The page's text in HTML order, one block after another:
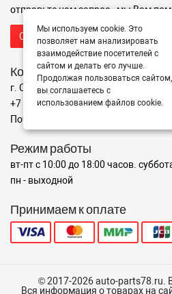
отправьте нам запрос - мы Вам
Отправить запрос продавцу
Контакты
г. Санкт-Петербург ул. Крыленко, 2А
+7 (911) 926-39-44
Почта: shop@auto-parts78.ru
Режим работы
вт-пт с 10:00 до 18:00 часов.
пн - выходной
Принимаем к оплате
© 2017-2026 auto-parts78.ru.
Вся информация о товарах на
Мы используем cookie. Это
позволяет нам анализировать
взаимодействие посетителей с
сайтом и делать его лучше.
Продолжая пользоваться сайтом,
вы соглашаетесь с
использованием файлов cookie.